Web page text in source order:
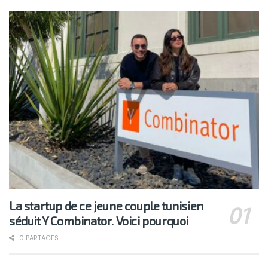
La startup de ce jeune couple tunisien
séduit Y Combinator. Voici pourquoi
0 PARTAGES